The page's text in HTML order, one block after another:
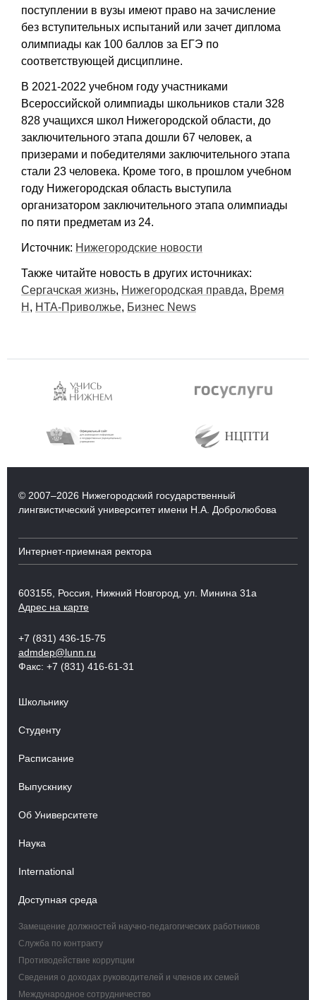
поступлении в вузы имеют право на зачисление
без вступительных испытаний или зачет диплома
олимпиады как 100 баллов за ЕГЭ по
соответствующей дисциплине.
В 2021-2022 учебном году участниками
Всероссийской олимпиады школьников стали 328
828 учащихся школ Нижегородской области, до
заключительного этапа дошли 67 человек, а
призерами и победителями заключительного этапа
стали 23 человека. Кроме того, в прошлом учебном
году Нижегородская область выступила
организатором заключительного этапа олимпиады
по пяти предметам из 24.
Источник: Нижегородские новости
Также читайте новость в других источниках:
Сергачская жизнь, Нижегородская правда, Время
Н , НТА-Приволжье, Бизнес News
© 2007–2026 Нижегородский государственный
лингвистический университет имени Н.А. Добролюбова
Интернет-приемная ректора
603155, Россия, Нижний Новгород, ул. Минина 31а
Адрес на карте
+7 (831) 436-15-75
admdep@lunn.ru
Факс: +7 (831) 416-61-31
Школьнику
Студенту
Расписание
Выпускнику
Об Университете
Наука
International
Доступная среда
Замещение должностей научно-педагогических работников
Служба по контракту
Противодействие коррупции
Сведения о доходах руководителей и членов их семей
Международное сотрудничество